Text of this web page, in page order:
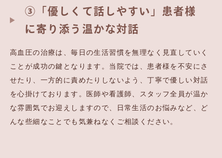
③「優しくて話しやすい」患者様
に寄り添う温かな対話
高血圧の治療は、毎日の生活習慣を無理なく見直していく
ことが成功の鍵となります。当院では、患者様を不安にさ
せたり、一方的に責めたりしないよう、丁寧で優しい対話
を心掛けております。医師や看護師、スタッフ全員が温か
な雰囲気でお迎えしますので、日常生活のお悩みなど、ど
んな些細なことでも気兼ねなくご相談ください。